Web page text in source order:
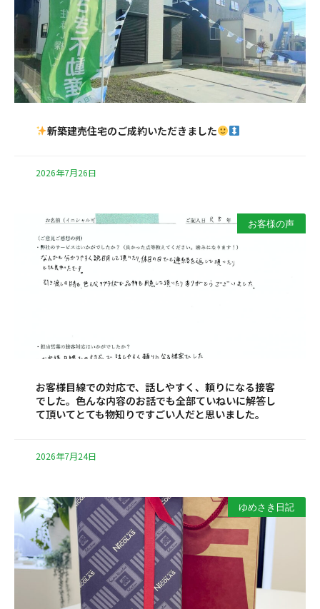
新築建売住宅のご成約いただきました
2026年7月26日
お客様の声
お客様目線での対応で、話しやすく、頼りになる接客
でした。色んな内容のお話でも全部ていねいに解答し
て頂いてとても物知りですごい人だと思いました。
2026年7月24日
ゆめさき日記